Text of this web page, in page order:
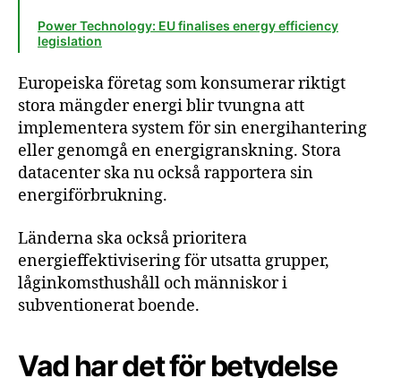
Power Technology: EU finalises energy efficiency
legislation
Europeiska företag som konsumerar riktigt
stora mängder energi blir tvungna att
implementera system för sin energihantering
eller genomgå en energigranskning. Stora
datacenter ska nu också rapportera sin
energiförbrukning.
Länderna ska också prioritera
energieffektivisering för utsatta grupper,
låginkomsthushåll och människor i
subventionerat boende.
Vad har det för betydelse